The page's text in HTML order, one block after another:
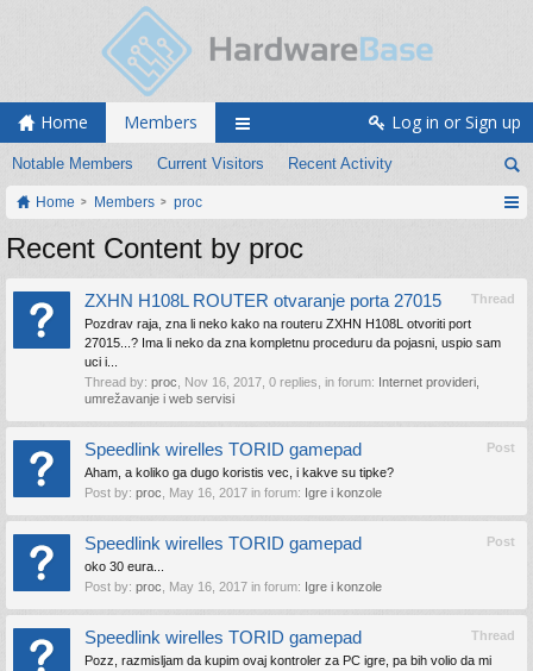
Home Members
Notable Members Current Visitors Recent Activity
Log in or Sign up
Home Members proc
Recent Content by proc
Thread
ZXHN H108L ROUTER otvaranje porta 27015
Pozdrav raja, zna li neko kako na routeru ZXHN H108L otvoriti port
27015...? Ima li neko da zna kompletnu proceduru da pojasni, uspio sam
uci i...
Thread by: proc Nov 16, 2017 , 0 replies, in forum: Internet provideri,
umrežavanje i web servisi
Post
Speedlink wirelles TORID gamepad
Aham, a koliko ga dugo koristis vec, i kakve su tipke?
Post by: proc May 16, 2017 in forum: Igre i konzole
Post
Speedlink wirelles TORID gamepad
oko 30 eura...
Post by: proc May 16, 2017 in forum: Igre i konzole
Thread
Speedlink wirelles TORID gamepad
Pozz, razmisljam da kupim ovaj kontroler za PC igre, pa bih volio da mi